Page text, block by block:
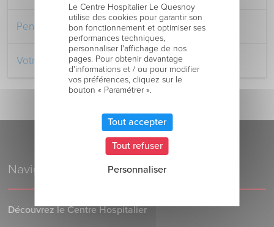
Pendant votre séjour à l’Hôpital
Votre retour au domicile
Navigation
Découvrez le Centre Hospitalier
Le Centre Hospitalier Le Quesnoy
utilise des cookies pour garantir son
bon fonctionnement et optimiser ses
performances techniques,
personnaliser l'affichage de nos
pages. Pour obtenir davantage
d'informations et / ou pour modifier
vos préférences, cliquez sur le
bouton « Paramétrer ».
Tout accepter
Tout refuser
Personnaliser